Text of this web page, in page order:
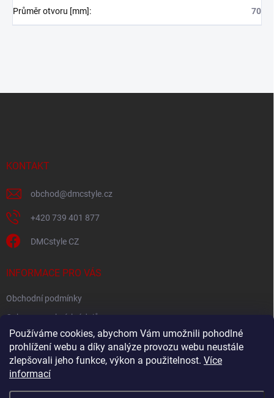
Používáme cookies, abychom Vám umožnili pohodlné
prohlížení webu a díky analýze provozu webu neustále
zlepšovali jeho funkce, výkon a použitelnost. Více
informací
Průměr otvoru [mm]: 70
KONTAKT
obchod@dmcstyle.cz
+420 739 401 877
DMCstyle CZ
INFORMACE PRO VÁS
Obchodní podmínky
Ochrana osobních údajů
FACEBOOK